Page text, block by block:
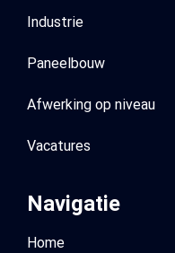
Industrie
Paneelbouw
Afwerking op niveau
Vacatures
Navigatie
Home